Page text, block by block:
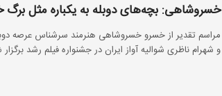
خسروشاهی: بچه‌های دوبله به یکباره مثل برگ‌
مراسم تقدیر از خسرو خسروشاهی هنرمند سرشناس عرصه
و شهرام ناظری شوالیه آواز ایران در جشنواره فیلم‌ رشد